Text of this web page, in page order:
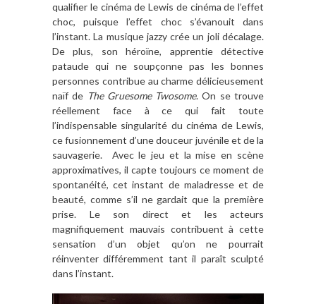
qualifier le cinéma de Lewis de cinéma de l’effet
choc, puisque l’effet choc s’évanouit dans
l’instant. La musique jazzy crée un joli décalage.
De plus, son héroïne, apprentie détective
pataude qui ne soupçonne pas les bonnes
personnes contribue au charme délicieusement
naïf de The Gruesome Twosome. On se trouve
réellement face à ce qui fait toute
l’indispensable singularité du cinéma de Lewis,
ce fusionnement d’une douceur juvénile et de la
sauvagerie. Avec le jeu et la mise en scène
approximatives, il capte toujours ce moment de
spontanéité, cet instant de maladresse et de
beauté, comme s’il ne gardait que la première
prise. Le son direct et les acteurs
magnifiquement mauvais contribuent à cette
sensation d’un objet qu’on ne pourrait
réinventer différemment tant il paraît sculpté
dans l’instant.